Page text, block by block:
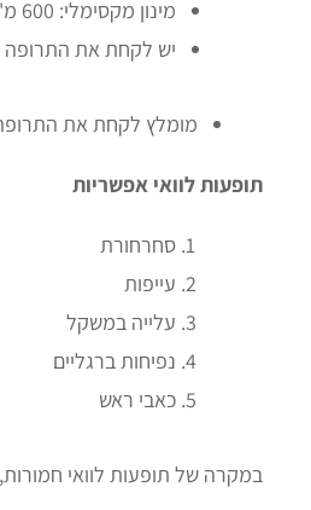
מינון מקסימלי: 600 מ"ג ליום.
יש לקחת את התרופה עם
מומלץ לקחת את התרופה
תופעות לוואי אפשריות
סחרחורת
עייפות
עלייה במשקל
נפיחות ברגליים
כאבי ראש
במקרה של תופעות לוואי חמורות,